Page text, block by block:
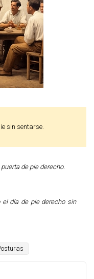
sin sentarse.
de pie derecho.
el día de pie derecho sin